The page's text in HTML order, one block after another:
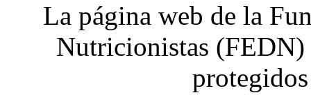
La página web de la
Nutricionistas (FEDN)